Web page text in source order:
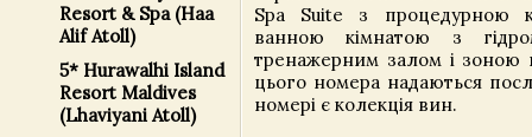
Resort & Spa (Haa
Alif Atoll)
5* Hurawalhi Island
Resort Maldives
(Lhaviyani Atoll)
Spa Suite з процедурною
ванною кімнатою з
тренажерним залом і зоною
цього номера надаються
номері є колекція вин.